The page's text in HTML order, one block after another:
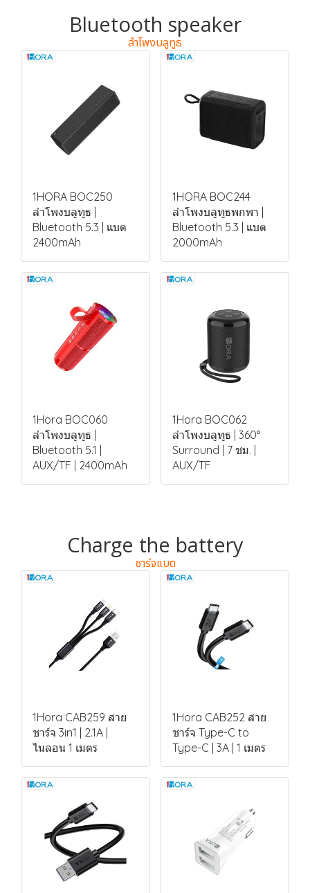
Bluetooth speaker
ลำโพงบลูทูธ
1HORA BOC250
ลำโพงบลูทูธ |
Bluetooth 5.3 | แบต
2400mAh
1HORA BOC244
ลำโพงบลูทูธพกพา |
Bluetooth 5.3 | แบต
2000mAh
1Hora BOC060
ลำโพงบลูทูธ |
Bluetooth 5.1 |
AUX/TF | 2400mAh
1Hora BOC062
ลำโพงบลูทูธ | 360°
Surround | 7 ชม. |
AUX/TF
Charge the battery
ชาร์จแบต
1Hora CAB259 สาย
ชาร์จ 3in1 | 2.1A |
ไนลอน 1 เมตร
1Hora CAB252 สาย
ชาร์จ Type-C to
Type-C | 3A | 1 เมตร